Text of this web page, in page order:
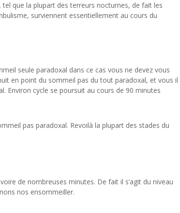
que la plupart des terreurs nocturnes, de fait les
surviennent essentiellement au cours du
seule paradoxal dans ce cas vous ne devez vous
en point du sommeil pas du tout paradoxal, et vous il
Environ cycle se poursuit au cours de 90 minutes
pas paradoxal. Revoilà la plupart des stades du
de nombreuses minutes. De fait il s’agit du niveau
nos ensommeiller.